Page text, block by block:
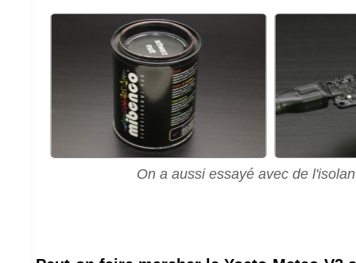
On a aussi essayé avec de